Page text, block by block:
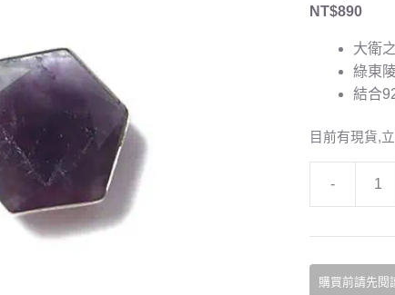
NT$890
大衛
綠東
結合
目前有現貨,
-
購買前請先閱